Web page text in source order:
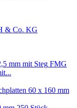
& Co. KG
FMG
60 x 160 mm